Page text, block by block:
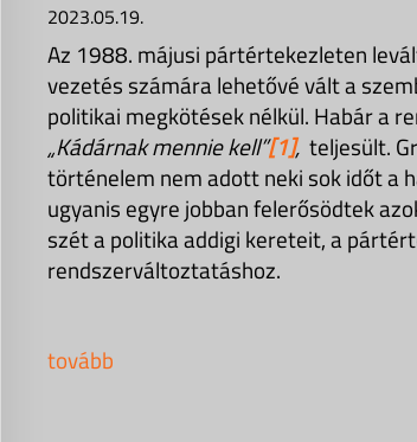
2023.05.19.
Az 1988. májusi pártértekezleten
vezetés számára lehetővé vált a
politikai megkötések nélkül. Habár a
„Kádárnak mennie kell”[1], teljesült.
történelem nem adott neki sok időt a
ugyanis egyre jobban felerősödtek
szét a politika addigi kereteit, a
rendszerváltoztatáshoz.
tovább